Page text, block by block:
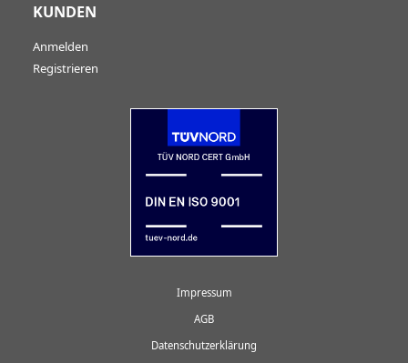
KUNDEN
Anmelden
Registrieren
Impressum
AGB
Datenschutzerklärung